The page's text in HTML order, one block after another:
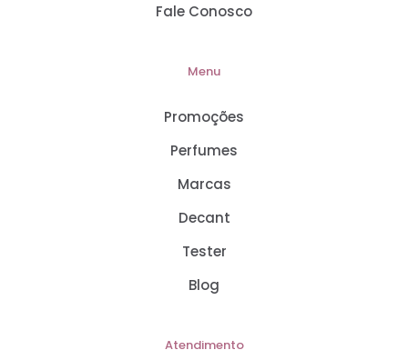
Fale Conosco
Menu
Promoções
Perfumes
Marcas
Decant
Tester
Blog
Atendimento